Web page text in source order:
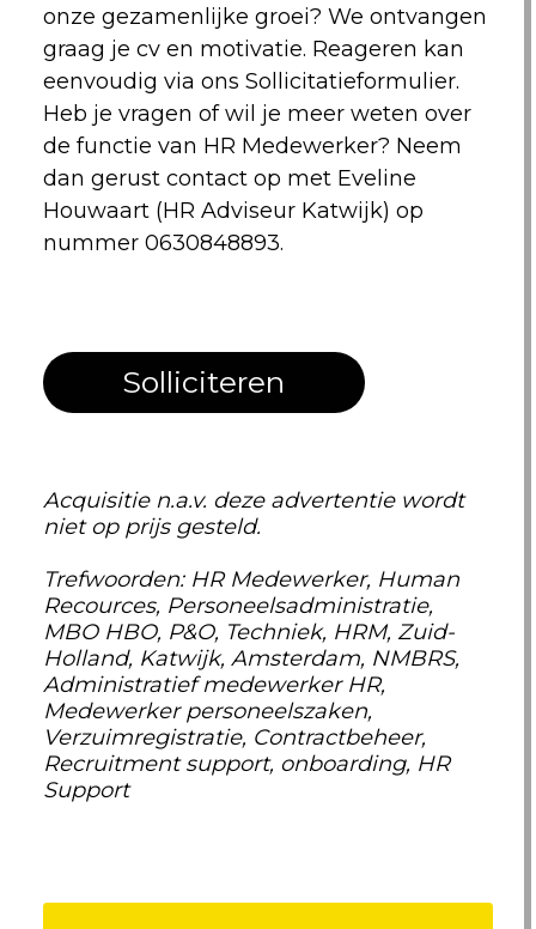
onze gezamenlijke groei? We ontvangen
graag je cv en motivatie. Reageren kan
eenvoudig via ons Sollicitatieformulier.
Heb je vragen of wil je meer weten over
de functie van HR Medewerker? Neem
dan gerust contact op met Eveline
Houwaart (HR Adviseur Katwijk) op
nummer 0630848893.
Solliciteren
Acquisitie n.a.v. deze advertentie wordt
niet op prijs gesteld.
Trefwoorden: HR Medewerker, Human
Recources, Personeelsadministratie,
MBO HBO, P&O, Techniek, HRM, Zuid-
Holland, Katwijk, Amsterdam, NMBRS,
Administratief medewerker HR,
Medewerker personeelszaken,
Verzuimregistratie, Contractbeheer,
Recruitment support, onboarding, HR
Support